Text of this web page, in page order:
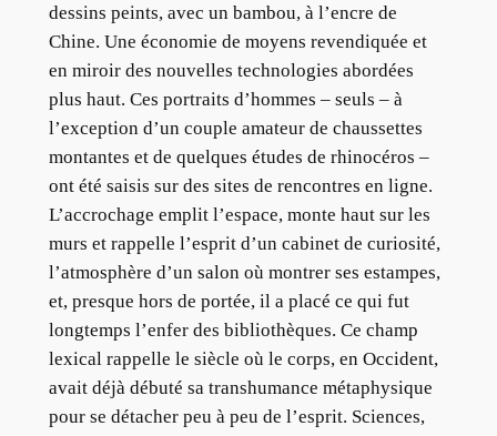
dessins peints, avec un bambou, à l’encre de
Chine. Une économie de moyens revendiquée et
en miroir des nouvelles technologies abordées
plus haut. Ces portraits d’hommes – seuls – à
l’exception d’un couple amateur de chaussettes
montantes et de quelques études de rhinocéros –
ont été saisis sur des sites de rencontres en ligne.
L’accrochage emplit l’espace, monte haut sur les
murs et rappelle l’esprit d’un cabinet de curiosité,
l’atmosphère d’un salon où montrer ses estampes,
et, presque hors de portée, il a placé ce qui fut
longtemps l’enfer des bibliothèques. Ce champ
lexical rappelle le siècle où le corps, en Occident,
avait déjà débuté sa transhumance métaphysique
pour se détacher peu à peu de l’esprit. Sciences,